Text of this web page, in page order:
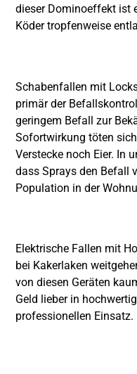
dieser Dominoeffekt ist
Köder tropfenweise
Schabenfallen mit
primär der
geringem Befall zur
Sofortwirkung töten
Verstecke noch Eier. In
dass Sprays den Befall
Population in der
Elektrische Fallen mit
bei Kakerlaken
von diesen Geräten
Geld lieber in
professionellen Einsatz.